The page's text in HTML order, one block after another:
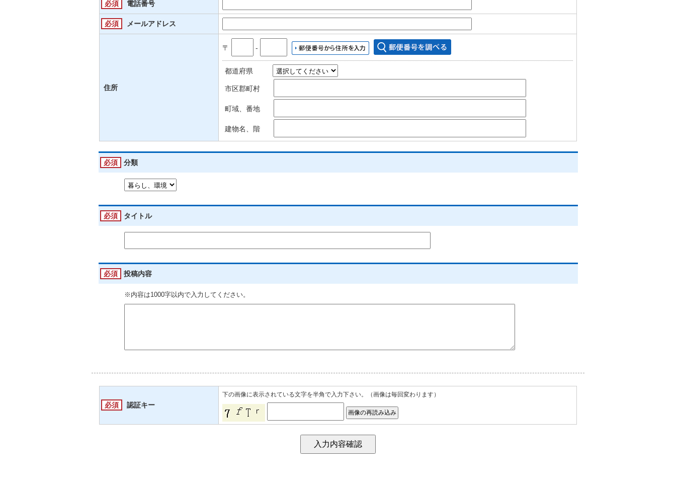
必須 電話番号
必須 メールアドレス
住所
〒 ‐
都道府県
市区郡町村
町域、番地
建物名、階
必須 分類
必須 タイトル
必須 投稿内容
※内容は1000字以内で入力してください。
必須 認証キー
下の画像に表示されている文字を半角で入力下さい。（画像は毎回変わります）